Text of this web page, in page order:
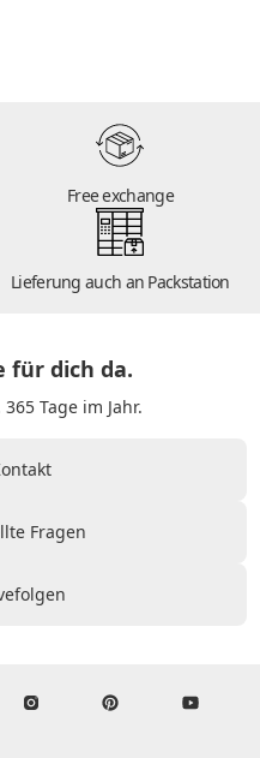
Free exchange
Lieferung auch an Packstation
für dich da.
Tage im Jahr.
Fragen